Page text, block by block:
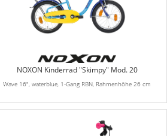
NOXON Kinderrad "Skimpy" Mod. 20
Wave 16", waterblue, 1-Gang RBN, Rahmenhöhe 26 cm